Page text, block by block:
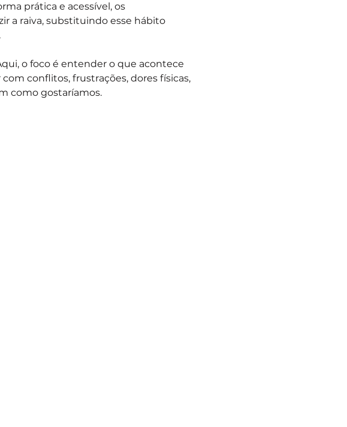
prática e acessível, os
a raiva, substituindo esse hábito
o foco é entender o que acontece
conflitos, frustrações, dores físicas,
como gostaríamos.